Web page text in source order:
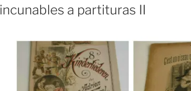
incunables a partituras II